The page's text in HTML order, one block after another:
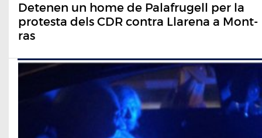
Detenen un home de Palafrugell per la
protesta dels CDR contra Llarena a Mont-
ras